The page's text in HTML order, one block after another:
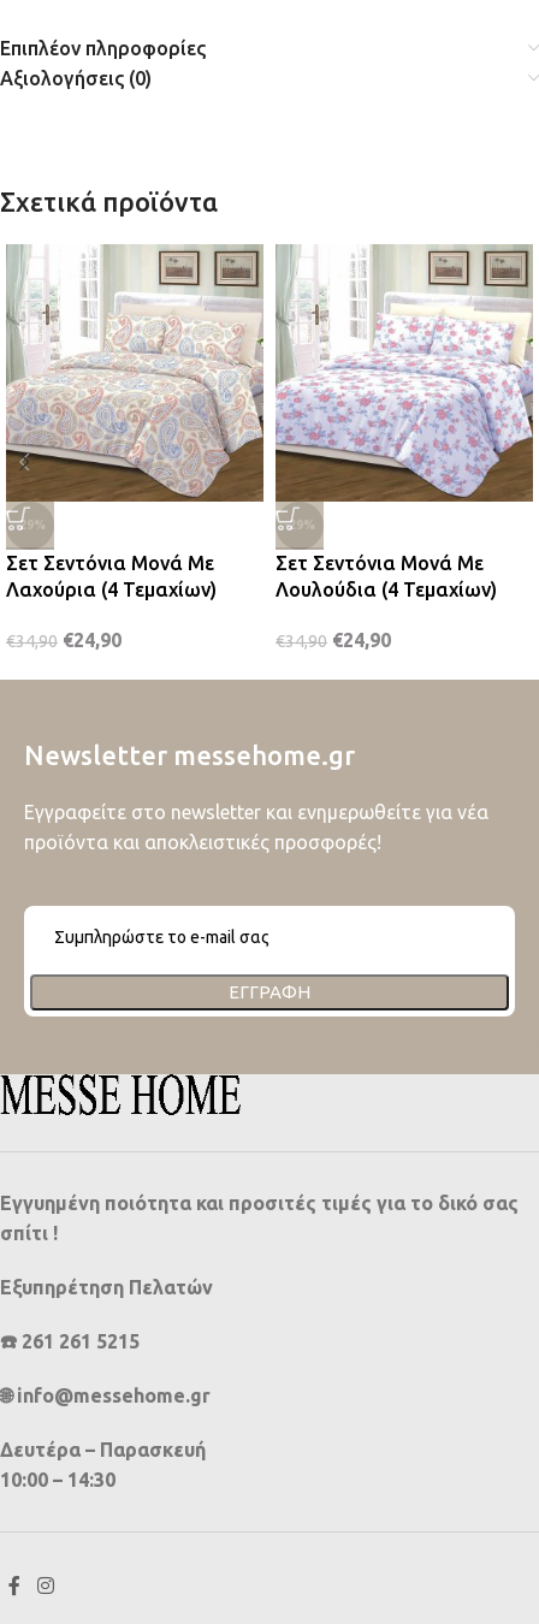
Επιπλέον πληροφορίες
Αξιολογήσεις (0)
Σχετικά προϊόντα
-29%
Σετ Σεντόνια Μονά Με
Λαχούρια (4 Τεμαχίων)
€34,90 €24,90
-29%
Σετ Σεντόνια Μονά Με
Λουλούδια (4 Τεμαχίων)
€34,90 €24,90
Newsletter messehome.gr
Εγγραφείτε στο newsletter και ενημερωθείτε για νέα
προϊόντα και αποκλειστικές προσφορές!
ΕΓΓΡΑΦΉ
Εγγυημένη ποιότητα και προσιτές τιμές για το δικό σας
σπίτι !
Εξυπηρέτηση Πελατών
☎️ 261 261 5215
🌐 info@messehome.gr
Δευτέρα – Παρασκευή
10:00 – 14:30